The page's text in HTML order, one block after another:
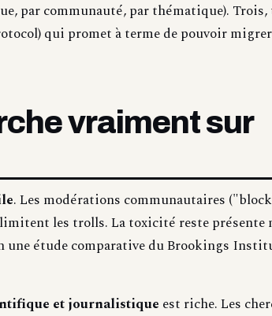
par communauté, par thématique). Trois,
qui promet à terme de pouvoir
vraiment sur
. Les modérations communautaires
les trolls. La toxicité reste présente
une étude comparative du Brookings
et journalistique est riche. Les